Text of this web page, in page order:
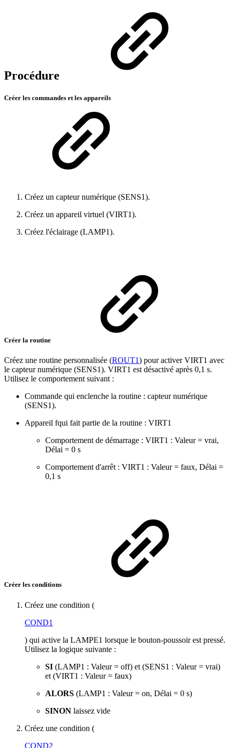
Procédure
Créer les commandes et les appareils
Créez un capteur numérique (SENS1).
Créez un appareil virtuel (VIRT1).
Créez l'éclairage (LAMP1).
Créer la routine
Créez une routine personnalisée (ROUT1) pour activer VIRT1 avec
le capteur numérique (SENS1). VIRT1 est désactivé après 0,1 s.
Utilisez le comportement suivant :
Commande qui enclenche la routine : capteur numérique
(SENS1).
Appareil fqui fait partie de la routine : VIRT1
Comportement de démarrage : VIRT1 : Valeur = vrai,
Délai = 0 s
Comportement d'arrêt : VIRT1 : Valeur = faux, Délai =
0,1 s
Créer les conditions
Créez une condition (
COND1
) qui active la LAMPE1 lorsque le bouton-poussoir est pressé.
Utilisez la logique suivante :
SI (LAMP1 : Valeur = off) et (SENS1 : Valeur = vrai)
et (VIRT1 : Valeur = faux)
ALORS (LAMP1 : Valeur = on, Délai = 0 s)
SINON laissez vide
Créez une condition (
COND2